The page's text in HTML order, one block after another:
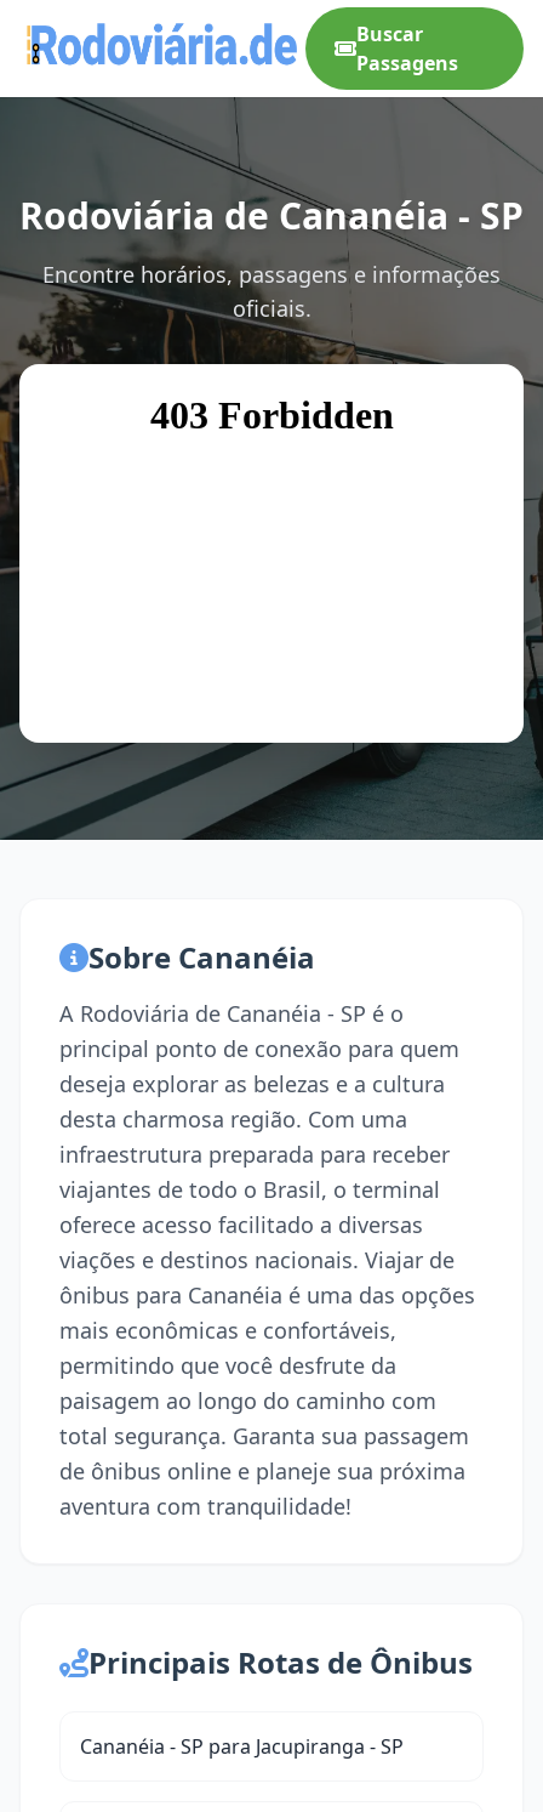
Buscar
Passagens
Rodoviária de Cananéia - SP
Encontre horários, passagens e informações
oficiais.
Sobre Cananéia
A Rodoviária de Cananéia - SP é o
principal ponto de conexão para quem
deseja explorar as belezas e a cultura
desta charmosa região. Com uma
infraestrutura preparada para receber
viajantes de todo o Brasil, o terminal
oferece acesso facilitado a diversas
viações e destinos nacionais. Viajar de
ônibus para Cananéia é uma das opções
mais econômicas e confortáveis,
permitindo que você desfrute da
paisagem ao longo do caminho com
total segurança. Garanta sua passagem
de ônibus online e planeje sua próxima
aventura com tranquilidade!
Principais Rotas de Ônibus
Cananéia - SP para Jacupiranga - SP